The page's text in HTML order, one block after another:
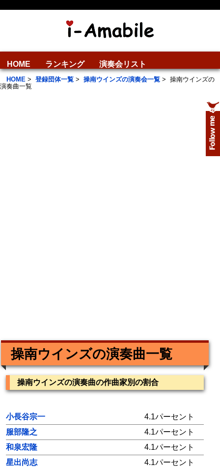
HOME ランキング 演奏会リスト
HOME > 登録団体一覧 > 操南ウインズの演奏会一覧 > 操南ウインズの
演奏曲一覧
操南ウインズの演奏曲一覧
操南ウインズの演奏曲の作曲家別の割合
小長谷宗一
4.1パーセント
服部隆之
4.1パーセント
和泉宏隆
4.1パーセント
星出尚志
4.1パーセント